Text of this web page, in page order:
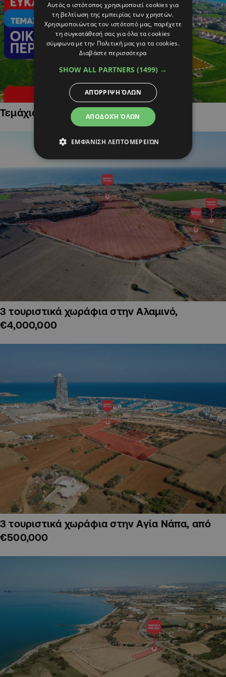
Τεμάχια Γης σε Οικιστικές Περιοχές
3 τουριστικά χωράφια στην Αλαμινό,
€4,000,000
3 τουριστικά χωράφια στην Αγία Νάπα, από
€500,000
Αυτός ο ιστότοπος χρησιμοποιεί cookies για
τη βελτίωση της εμπειρίας των χρηστών.
Χρησιμοποιώντας τον ιστότοπό μας, παρέχετε
τη συγκατάθεσή σας για όλα τα cookies
σύμφωνα με την Πολιτική μας για τα cookies.
Διαβάστε περισσότερα
SHOW ALL PARTNERS (1499) →
ΑΠΟΔΟΧΉ ΌΛΩΝ
ΑΠΌΡΡΙΨΗ ΌΛΩΝ
ΕΜΦΆΝΙΣΗ ΛΕΠΤΟΜΕΡΕΙΏΝ